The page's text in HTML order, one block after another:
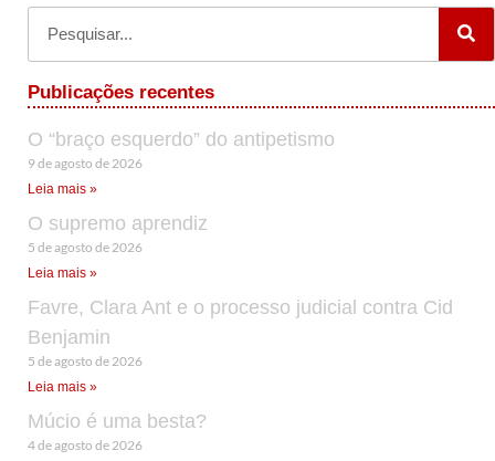
Publicações recentes
O “braço esquerdo” do antipetismo
9 de agosto de 2026
Leia mais »
O supremo aprendiz
5 de agosto de 2026
Leia mais »
Favre, Clara Ant e o processo judicial contra Cid
Benjamin
5 de agosto de 2026
Leia mais »
Múcio é uma besta?
4 de agosto de 2026